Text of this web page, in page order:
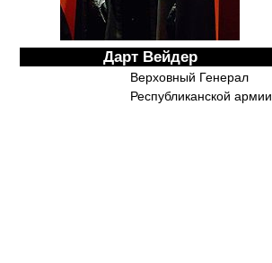
Дарт Вейдер
Верховный Генерал
Республиканской армии,